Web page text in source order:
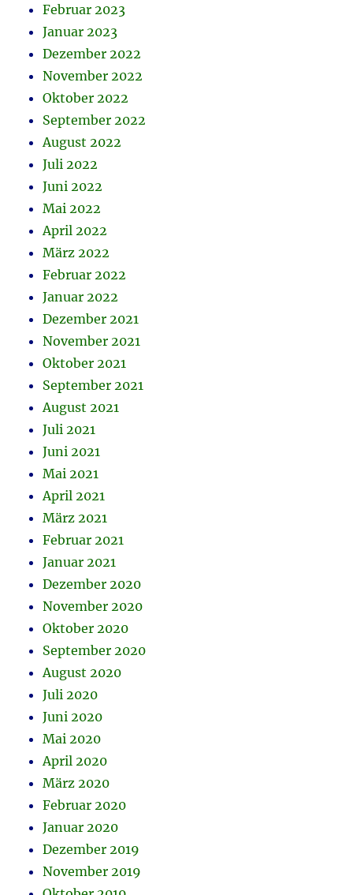
Februar 2023
Januar 2023
Dezember 2022
November 2022
Oktober 2022
September 2022
August 2022
Juli 2022
Juni 2022
Mai 2022
April 2022
März 2022
Februar 2022
Januar 2022
Dezember 2021
November 2021
Oktober 2021
September 2021
August 2021
Juli 2021
Juni 2021
Mai 2021
April 2021
März 2021
Februar 2021
Januar 2021
Dezember 2020
November 2020
Oktober 2020
September 2020
August 2020
Juli 2020
Juni 2020
Mai 2020
April 2020
März 2020
Februar 2020
Januar 2020
Dezember 2019
November 2019